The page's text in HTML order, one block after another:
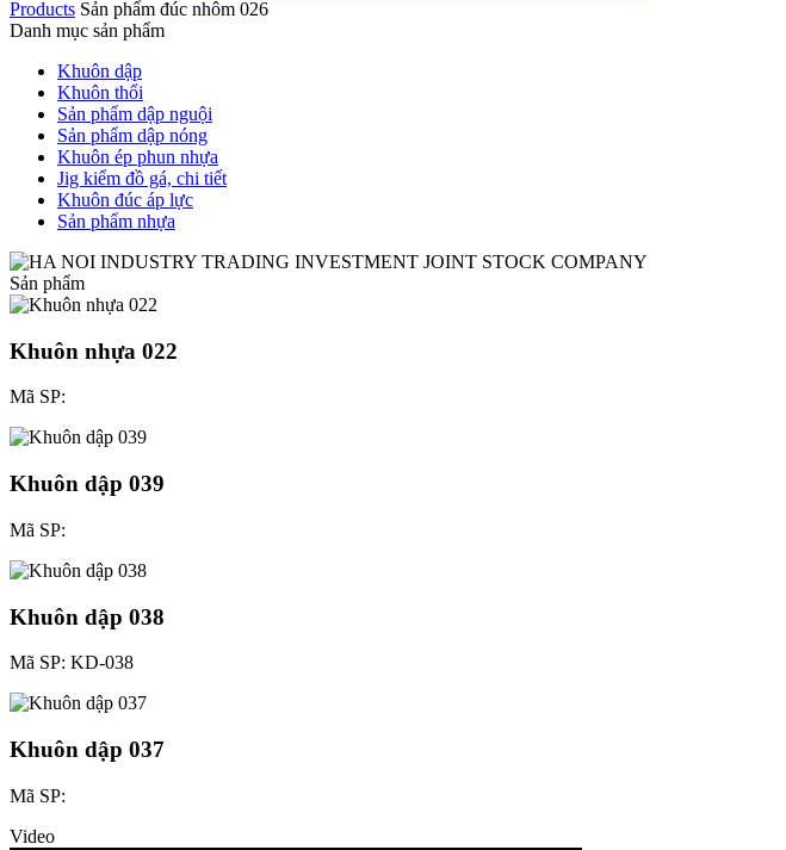
Products Sản phẩm đúc nhôm 026
Danh mục sản phẩm
Khuôn dập
Khuôn thổi
Sản phẩm dập nguội
Sản phẩm dập nóng
Khuôn ép phun nhựa
Jig kiểm đồ gá, chi tiết
Khuôn đúc áp lực
Sản phẩm nhựa
Sản phẩm
Khuôn nhựa 022
Mã SP:
Khuôn dập 039
Mã SP:
Khuôn dập 038
Mã SP: KD-038
Khuôn dập 037
Mã SP:
Video